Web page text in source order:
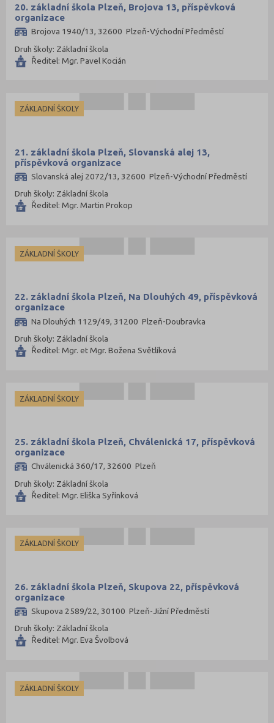
20. základní škola Plzeň, Brojova 13, příspěvková
organizace
Brojova 1940/13, 32600 Plzeň-Východní Předměstí
Druh školy: Základní škola
Ředitel: Mgr. Pavel Kocián
ZÁKLADNÍ ŠKOLY
21. základní škola Plzeň, Slovanská alej 13,
příspěvková organizace
Slovanská alej 2072/13, 32600 Plzeň-Východní Předměstí
Druh školy: Základní škola
Ředitel: Mgr. Martin Prokop
ZÁKLADNÍ ŠKOLY
22. základní škola Plzeň, Na Dlouhých 49, příspěvková
organizace
Na Dlouhých 1129/49, 31200 Plzeň-Doubravka
Druh školy: Základní škola
Ředitel: Mgr. et Mgr. Božena Světlíková
ZÁKLADNÍ ŠKOLY
25. základní škola Plzeň, Chválenická 17, příspěvková
organizace
Chválenická 360/17, 32600 Plzeň
Druh školy: Základní škola
Ředitel: Mgr. Eliška Syřínková
ZÁKLADNÍ ŠKOLY
26. základní škola Plzeň, Skupova 22, příspěvková
organizace
Skupova 2589/22, 30100 Plzeň-Jižní Předměstí
Druh školy: Základní škola
Ředitel: Mgr. Eva Švolbová
ZÁKLADNÍ ŠKOLY